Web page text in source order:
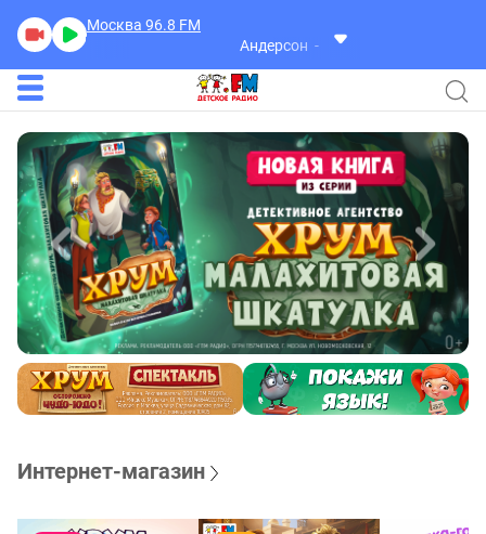
Москва 96.8 FM
Андерсон
Лето Без Интернета
Интернет-магазин